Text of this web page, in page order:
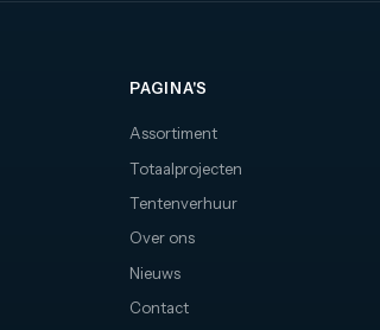
PAGINA'S
Assortiment
Totaalprojecten
Tentenverhuur
Over ons
Nieuws
Contact